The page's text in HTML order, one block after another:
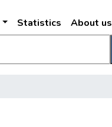
Statistics About us